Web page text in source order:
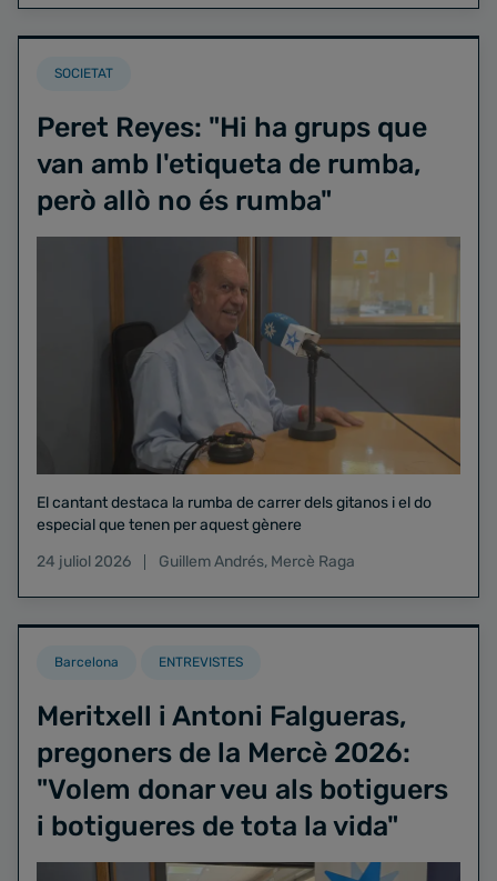
SOCIETAT
Peret Reyes: "Hi ha grups que
van amb l'etiqueta de rumba,
però allò no és rumba"
El cantant destaca la rumba de carrer dels gitanos i el do
especial que tenen per aquest gènere
24 juliol 2026
Guillem Andrés, Mercè Raga
Barcelona ENTREVISTES
Meritxell i Antoni Falgueras,
pregoners de la Mercè 2026:
"Volem donar veu als botiguers
i botigueres de tota la vida"